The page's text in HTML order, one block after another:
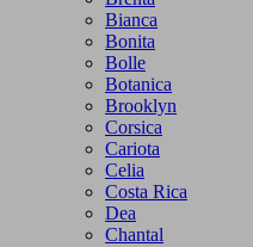
Bianca
Bonita
Bolle
Botanica
Brooklyn
Corsica
Cariota
Celia
Costa Rica
Dea
Chantal